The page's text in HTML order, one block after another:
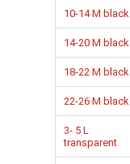
10-14 M black
14-20 M black
18-22 M black
22-26 M black
3- 5 L
transparent